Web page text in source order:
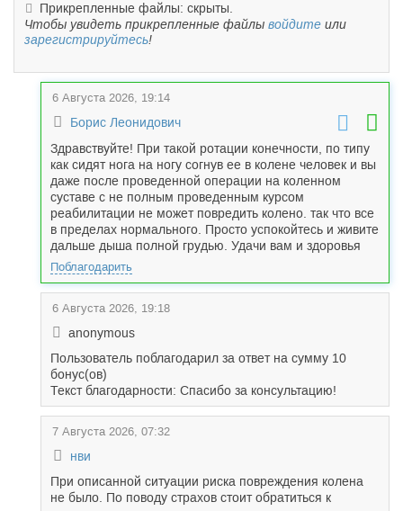
Прикрепленные файлы: скрыты.
Чтобы увидеть прикрепленные файлы войдите или
зарегистрируйтесь!
6 Августа 2026, 19:14
Борис Леонидович
Здравствуйте! При такой ротации конечности, по типу
как сидят нога на ногу согнув ее в колене человек и вы
даже после проведенной операции на коленном
суставе с не полным проведенным курсом
реабилитации не может повредить колено. так что все
в пределах нормального. Просто успокойтесь и живите
дальше дыша полной грудью. Удачи вам и здоровья
Поблагодарить
6 Августа 2026, 19:18
anonymous
Пользователь поблагодарил за ответ на сумму 10
бонус(ов)
Текст благодарности: Спасибо за консультацию!
7 Августа 2026, 07:32
нви
При описанной ситуации риска повреждения колена
не было. По поводу страхов стоит обратиться к